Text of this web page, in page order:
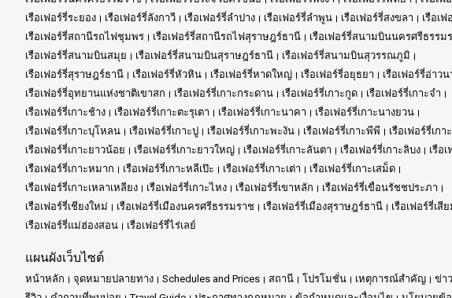
เรือเฟอร์รี่ระยอง
เรือเฟอร์รี่ลังกาวี เรือเฟอร์รี่ลำปาง เรือเฟอร์รี่ลำพูน เรือเฟอร์รี่สงขลา
เรือเ
เรือเฟอร์รี่สถานีรถไฟชุมพร
เรือเฟอร์รี่สถานีรถไฟสุราษฎร์ธานี
เรือเฟอร์รี่สนามบินนครศรีธรรม
เรือเฟอร์รี่สนามบินสมุย
เรือเฟอร์รี่สนามบินสุราษฎร์ธานี
เรือเฟอร์รี่สนามบินสุวรรณภูมิ
เรือเฟอร์รี่สุราษฎร์ธานี
เรือเฟอร์รี่หัวหิน เรือเฟอร์รี่หาดใหญ่ เรือเฟอร์รี่อยุธยา
เรือเฟอร์รี่อ่าวน
เรือเฟอร์รี่อุทยานแห่งชาติเขาสก
เรือเฟอร์รี่เกาะกระดาน เรือเฟอร์รี่เกาะกูด
เรือเฟอร์รี่เกาะจำ
เรือเฟอร์รี่เกาะช้าง
เรือเฟอร์รี่เกาะตะรุเตา เรือเฟอร์รี่เกาะนาคา
เรือเฟอร์รี่เกาะนางยวน
เรือเฟอร์รี่เกาะบุโหลน
เรือเฟอร์รี่เกาะปู เรือเฟอร์รี่เกาะพะงัน เรือเฟอร์รี่เกาะพีพี
เรือเฟอร์รี่เกา
เรือเฟอร์รี่เกาะยาวน้อย
เรือเฟอร์รี่เกาะยาวใหญ่ เรือเฟอร์รี่เกาะลันตา เรือเฟอร์รี่เกาะลิบง
เรือ
เรือเฟอร์รี่เกาะหมาก
เรือเฟอร์รี่เกาะหลีเป๊ะ เรือเฟอร์รี่เกาะเต่า
เรือเฟอร์รี่เกาะเสม็ด
เรือเฟอร์รี่เกาะเหลาเหลียง
เรือเฟอร์รี่เกาะไหง เรือเฟอร์รี่เขาหลัก
เรือเฟอร์รี่เขื่อนรัชชประภา
เรือเฟอร์รี่เชียงใหม่
เรือเฟอร์รี่เมืองนครศรีธรรมราช เรือเฟอร์รี่เมืองสุราษฎร์ธานี
เรือเฟอร์รี่เสี
เรือเฟอร์รี่แม่ฮ่องสอน
เรือเฟอร์รี่ไร่เลย์
แผนผังเว็บไซต์
หน้าหลัก จุดหมายปลายทาง Schedules and Prices สถานี โปรโมชั่น เหตุการณ์สำคัญ ข่าว